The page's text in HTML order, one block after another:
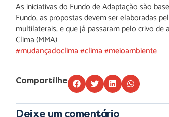
As iniciativas do Fundo de Adaptação são
Fundo, as propostas devem ser elaboradas
multilaterais, e que já passaram pelo crivo
Clima (MMA)
#mudançadoclima#clima#meioambiente
Compartilhe
Deixe um comentário